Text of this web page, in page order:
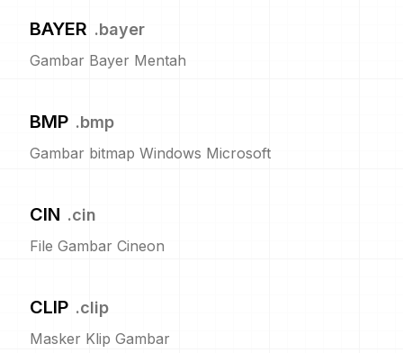
BAYER .bayer
Gambar Bayer Mentah
BMP .bmp
Gambar bitmap Windows Microsoft
CIN .cin
File Gambar Cineon
CLIP .clip
Masker Klip Gambar